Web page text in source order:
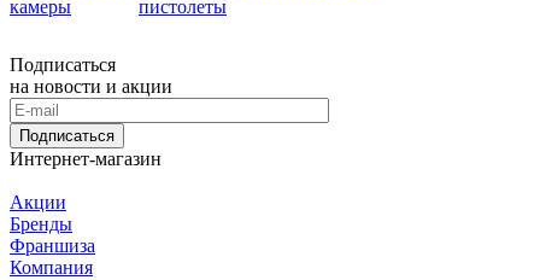
камеры
пистолеты
Подписаться
на новости и акции
Подписаться
Интернет-магазин
Акции
Бренды
Франшиза
Компания